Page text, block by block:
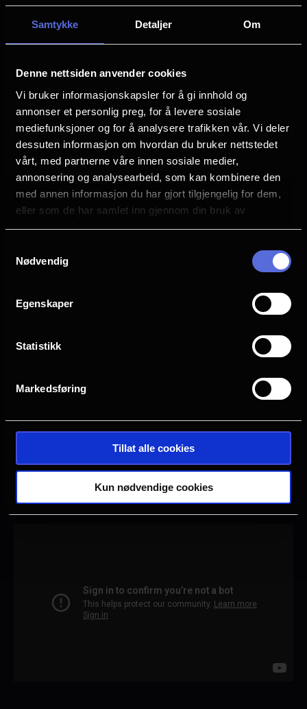
Samtykke Detaljer Om
Denne nettsiden anvender cookies
Vi bruker informasjonskapsler for å gi innhold og
annonser et personlig preg, for å levere sosiale
mediefunksjoner og for å analysere trafikken vår. Vi deler
dessuten informasjon om hvordan du bruker nettstedet
vårt, med partnerne våre innen sosiale medier,
annonsering og analysearbeid, som kan kombinere den
med annen informasjon du har gjort tilgjengelig for dem,
eller som de har samlet inn gjennom din bruk av
tjenestene deres.
Nødvendig
Egenskaper
Statistikk
Markedsføring
Tillat alle cookies
Kun nødvendige cookies
2023 - Filmweb
Åpent for alle. Aldergrense på filmen er 9